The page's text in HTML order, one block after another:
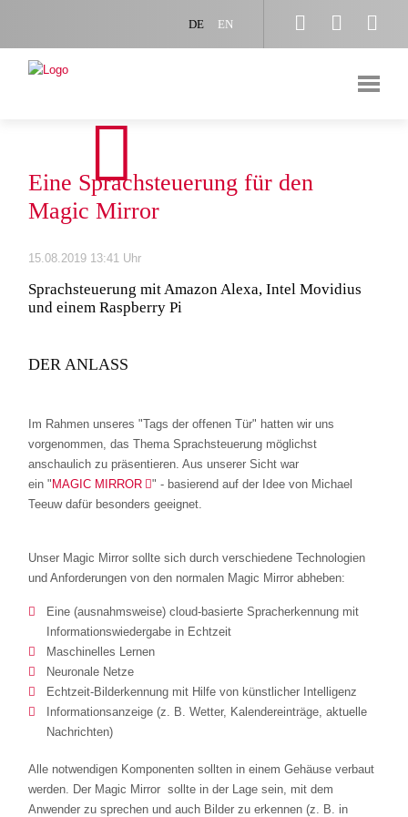
DE EN   
Eine Sprachsteuerung für den
Magic Mirror
15.08.2019 13:41 Uhr
Sprachsteuerung mit Amazon Alexa, Intel Movidius
und einem Raspberry Pi
DER ANLASS
Im Rahmen unseres "Tags der offenen Tür" hatten wir uns
vorgenommen, das Thema Sprachsteuerung möglichst
anschaulich zu präsentieren. Aus unserer Sicht war
ein " MAGIC MIRROR
" - basierend auf der Idee von Michael
Teeuw dafür besonders geeignet.
Unser Magic Mirror sollte sich durch verschiedene Technologien
und Anforderungen von den normalen Magic Mirror abheben:
Eine (ausnahmsweise) cloud-basierte Spracherkennung mit
Informationswiedergabe in Echtzeit
Maschinelles Lernen
Neuronale Netze
Echtzeit-Bilderkennung mit Hilfe von künstlicher Intelligenz
Informationsanzeige (z. B. Wetter, Kalendereinträge, aktuelle
Nachrichten)
Alle notwendigen Komponenten sollten in einem Gehäuse verbaut
werden. Der Magic Mirror sollte in der Lage sein, mit dem
Anwender zu sprechen und auch Bilder zu erkennen (z. B. in